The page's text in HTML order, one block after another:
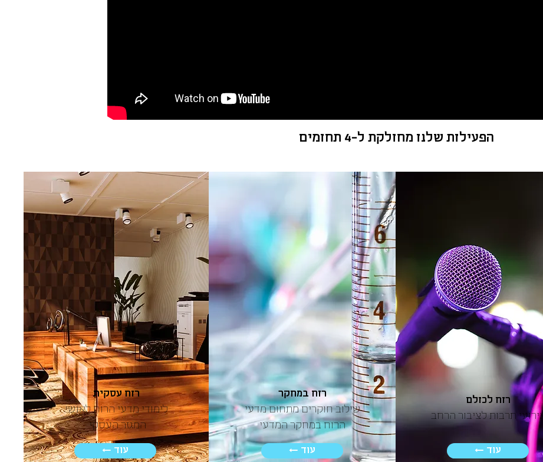
הפעילות שלנו מחולקת ל-4 תחומים
רוח עסקית
לימודי מדעי הרוח לאנשי
המגזר העסקי
← עוד
רוח במחקר
שילוב חוקרים מתחום מדעי
הרוח במחקר המדעי
← עוד
רוח לכולם
אירועי תרבות לציבור הרחב
← עוד